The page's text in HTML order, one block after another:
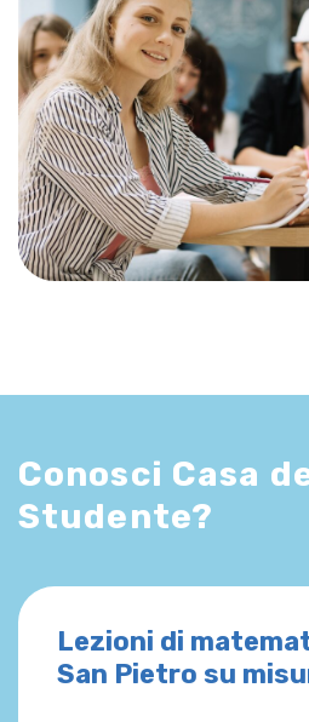
Conosci Casa
Studente?
Lezioni di
San Pietro su